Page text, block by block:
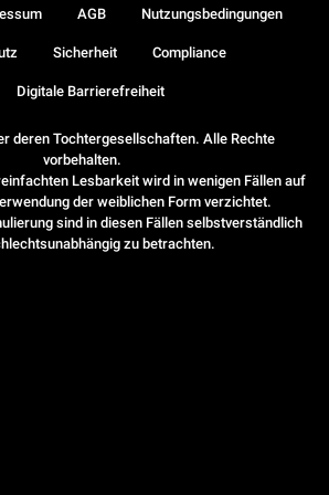
deren Tochtergesellschaften. Alle Rechte
vorbehalten.
Lesbarkeit wird in wenigen Fällen auf
der weiblichen Form verzichtet.
sind in diesen Fällen selbstverständlich
zu betrachten.
AGB Nutzungsbedingungen
Sicherheit Compliance
Digitale Barrierefreiheit